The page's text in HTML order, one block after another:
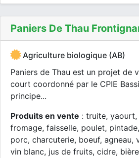
Paniers De Thau
Agriculture biologique (AB)
Paniers de Thau est un projet de
court coordonné par le CPIE
principe...
Produits en vente : truite, yaourt,
fromage, faisselle, poulet,
porc, charcuterie, boeuf, agneau,
vin blanc, jus de fruits, cidre,